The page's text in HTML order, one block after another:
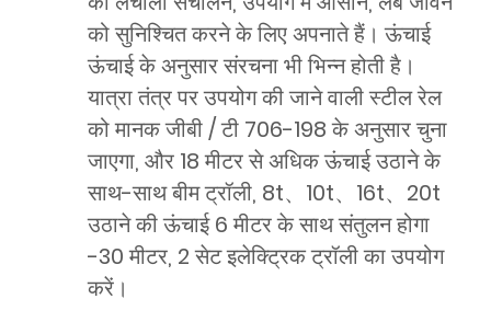
को सुनिश्चित करने के लिए अपनाते हैं। ऊंचाई
ऊंचाई के अनुसार संरचना भी भिन्न होती है।
यात्रा तंत्र पर उपयोग की जाने वाली स्टील रेल
को मानक जीबी / टी 706-198 के अनुसार चुना
जाएगा, और 18 मीटर से अधिक ऊंचाई उठाने के
साथ-साथ बीम ट्रॉली, 8t、10t、16t、20t
उठाने की ऊंचाई 6 मीटर के साथ संतुलन होगा
-30 मीटर, 2 सेट इलेक्ट्रिक ट्रॉली का उपयोग
करें।